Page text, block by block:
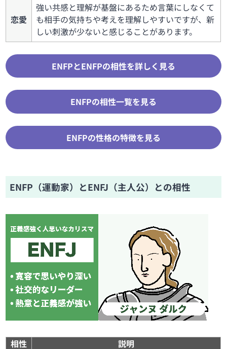
恋愛
強い共感と理解が基盤にあるため言葉にしなくて
も相手の気持ちや考えを理解しやすいですが、新
しい刺激が少ないと感じることがあります。
ENFPとENFPの相性を詳しく見る
ENFPの相性一覧を見る
ENFPの性格の特徴を見る
ENFP（運動家）とENFJ（主人公）との相性
相性 説明